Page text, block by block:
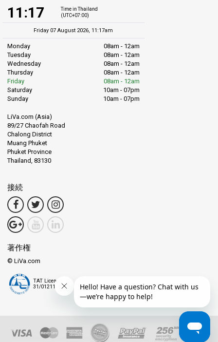
11:17
Time in Thailand
(UTC+07:00)
Friday 07 August 2026, 11:17am
Monday
08am - 12am
Tuesday
08am - 12am
Wednesday
08am - 12am
Thursday
08am - 12am
Friday
08am - 12am
Saturday
10am - 07pm
Sunday
10am - 07pm
LiVa.com (Asia)
89/27 Chaofah Road
Chalong District
Muang Phuket
Phuket Province
Thailand, 83130
接続
著作権
© LiVa.com
TAT License
31/01211